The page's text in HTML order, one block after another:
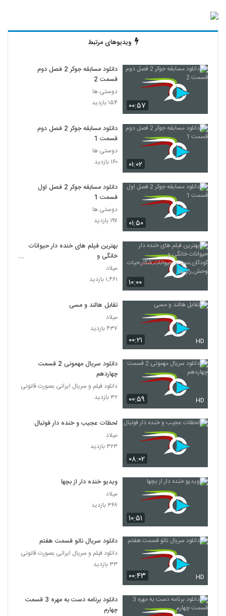
ویدیوهای مرتبط
۰۰:۵۷
دانلود مسابقه جوکر 2 فصل دوم
قسمت 2
دوستی ها
۱۵۴ بازدید
۰۱:۰۲
دانلود مسابقه جوکر 2 فصل دوم
قسمت 1
دوستی ها
۱۶۰ بازدید
۰۱:۵۰
دانلود مسابقه جوکر 2 فصل اول
قسمت 1
دوستی ها
۱۹۷ بازدید
۱۰:۰۰
بهترین فیلم های خنده دار حیوانات
خانگی و
کودکان,مستند,حیوانات,شکار,حیات
وحش,راز بقا
میلاد
۱,۴۶۱ بازدید
۰۰:۲۱ HD
تقابل هالند و مسی
میلاد
۴۳۷ بازدید
۰۰:۵۹ HD
دانلود سریال مهمونی 2 قسمت
چهاردهم
دانلود فیلم و سریال ایرانی بصورت قانونی
۳۲ بازدید
۰۸:۰۲
لحظات عجیب و خنده دار فوتبال
میلاد
۳۲۳ بازدید
۱۰:۵۱
ویدیو خنده دار از بچها
میلاد
۳۶۸ بازدید
۰۰:۴۳ HD
دانلود سریال ناتو قسمت هفتم
دانلود فیلم و سریال ایرانی بصورت قانونی
۳۳ بازدید
دانلود برنامه دست به مهره 3 قسمت
چهارم